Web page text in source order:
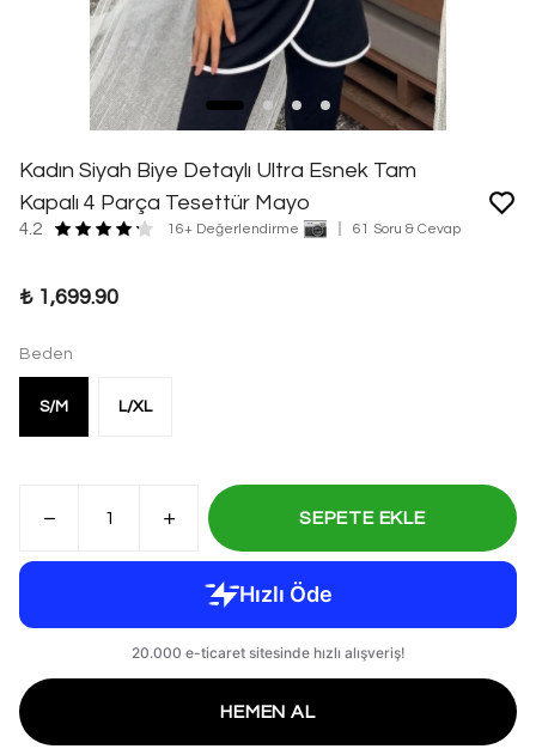
Kadın Siyah Biye Detaylı Ultra Esnek Tam
Kapalı 4 Parça Tesettür Mayo
4.2 16+ Değerlendirme 61 Soru & Cevap
₺ 1,699.90
Beden
S/M L/XL
SEPETE EKLE
HEMEN AL